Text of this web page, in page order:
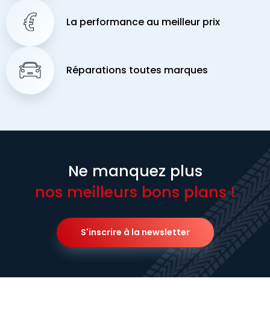
La performance au meilleur prix
Réparations toutes marques
Ne manquez plus
nos meilleurs bons plans !
S'inscrire à la newsletter